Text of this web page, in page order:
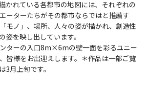
かれている各都市の地図には、それぞれの
ーターたちがその都市ならではと推薦す
モノ」、場所、人々の姿が描かれ、創造性
姿を映し出しています。
ターの入口8m×6mの壁一面を彩るユニー
皆様をお出迎えします。＊作品は一部ご覧
3月上旬です。